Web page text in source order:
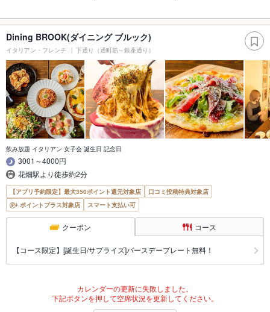
Dining BROOK(ダイニング ブルック)
イタリアン・フレンチ 下通り（通町筋～銀座通り）
飲み放題 イタリアン 女子会 誕生日 記念日
3001～4000円
花畑駅より徒歩約2分
【アプリ予約限定】最大350ポイント還元対象店
口コミ投稿特典対象店
ポイントプラス対象店
スマート支払い可
クーポン コース
【コース限定】[誕生日/サプライズ]バースデープレート無料！
カレンダーの更新に失敗しました。
下記ボタンを押して空席状況を更新してください。